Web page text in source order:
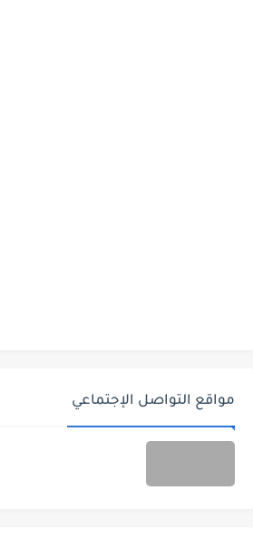
مواقع التواصل الإجتماعي